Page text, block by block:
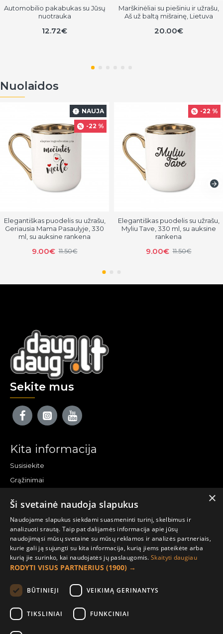
Automobilio pakabukas su Jūsų
nuotrauka
12.72€
Marškinėliai su piešiniu ir užrašu,
Aš už baltą mišrainę, Lietuva
20.00€
Nuolaidos
NAUJA
-22 %
Elegantiškas puodelis su užrašu,
Geriausia Mama Pasaulyje, 330
ml, su auksine rankena
9.00€ 11.50€
-22 %
Elegantiškas puodelis su užrašu,
Myliu Tave, 330 ml, su auksine
rankena
9.00€ 11.50€
Sekite mus
Kita informacija
Susisiekite
Grąžinimai
Pirkėjo paskyra
Mano paskyra
Užsakymai
Naujienlaiškiai
Informacija užsakovui
Apie mus
Pristatymo informacija
×
Ši svetainė naudoja slapukus
Naudojame slapukus siekdami suasmeninti turinį, skelbimus ir
analizuoti srautą. Taip pat dalijamės informacija apie jūsų
naudojimąsi mūsų svetaine su mūsų reklamos ir analizės partneriais,
kurie gali ją sujungti su kita informacija, kurią jiems pateikėte arba
kurią jie surinko, kai naudojatės jų paslaugomis.Skaityti daugiau
RODYTI VISUS PARTNERIUS (1900) →
BŪTINIEJI VEIKIMĄ GERINANTYS
TIKSLINIAI FUNKCINIAI